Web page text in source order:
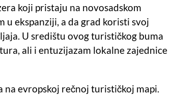
koji pristaju na novosadskom
ekspanziji, a da grad koristi svoj
U središtu ovog turističkog buma
ali i entuzijazam lokalne zajednice
na evropskoj rečnoj turističkoj mapi.